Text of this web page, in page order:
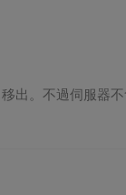
出。不過伺服器不